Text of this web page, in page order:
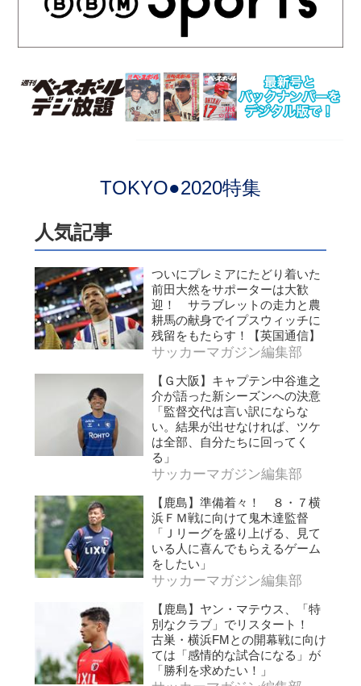
TOKYO●2020特集
人気記事
ついにプレミアにたどり着いた
前田大然をサポーターは大歓
迎！ サラブレットの走力と農
耕馬の献身でイプスウィッチに
残留をもたらす！【英国通信】
サッカーマガジン編集部
【Ｇ大阪】キャプテン中谷進之
介が語った新シーズンへの決意
「監督交代は言い訳にならな
い。結果が出せなければ、ツケ
は全部、自分たちに回ってく
る」
サッカーマガジン編集部
【鹿島】準備着々！ ８・７横
浜ＦＭ戦に向けて鬼木達監督
「Ｊリーグを盛り上げる、見て
いる人に喜んでもらえるゲーム
をしたい」
サッカーマガジン編集部
【鹿島】ヤン・マテウス、「特
別なクラブ」でリスタート！
古巣・横浜FMとの開幕戦に向け
ては「感情的な試合になる」が
「勝利を求めたい！」